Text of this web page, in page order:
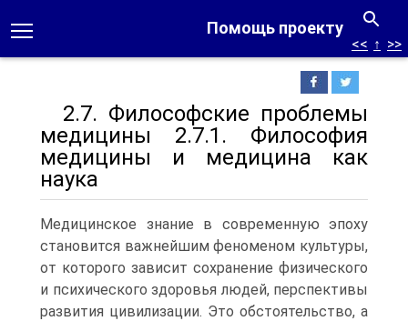
Помощь проекту
<< ↑ >>
2.7. Философские проблемы
медицины 2.7.1. Философия
медицины и медицина как
наука
Медицинское знание в современную эпоху
становится важнейшим феноменом культуры,
от которого зависит сохранение физического
и психического здоровья людей, перспективы
развития цивилизации. Это обстоятельство, а